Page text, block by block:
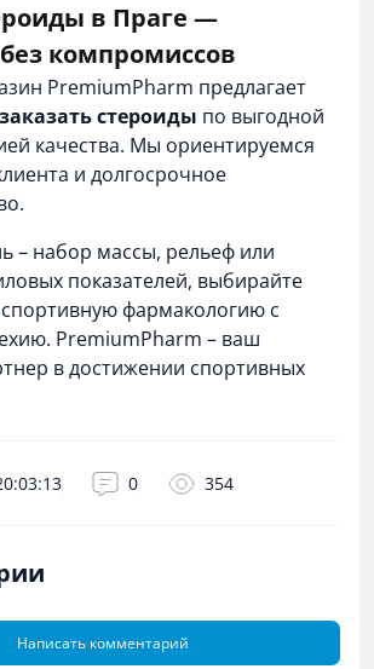
в Праге —
компромиссов
PremiumPharm предлагает
заказать стероиды по выгодной
качества. Мы ориентируемся
и долгосрочное
– набор массы, рельеф или
показателей, выбирайте
фармакологию с
PremiumPharm – ваш
в достижении спортивных
0 354
Написать комментарий